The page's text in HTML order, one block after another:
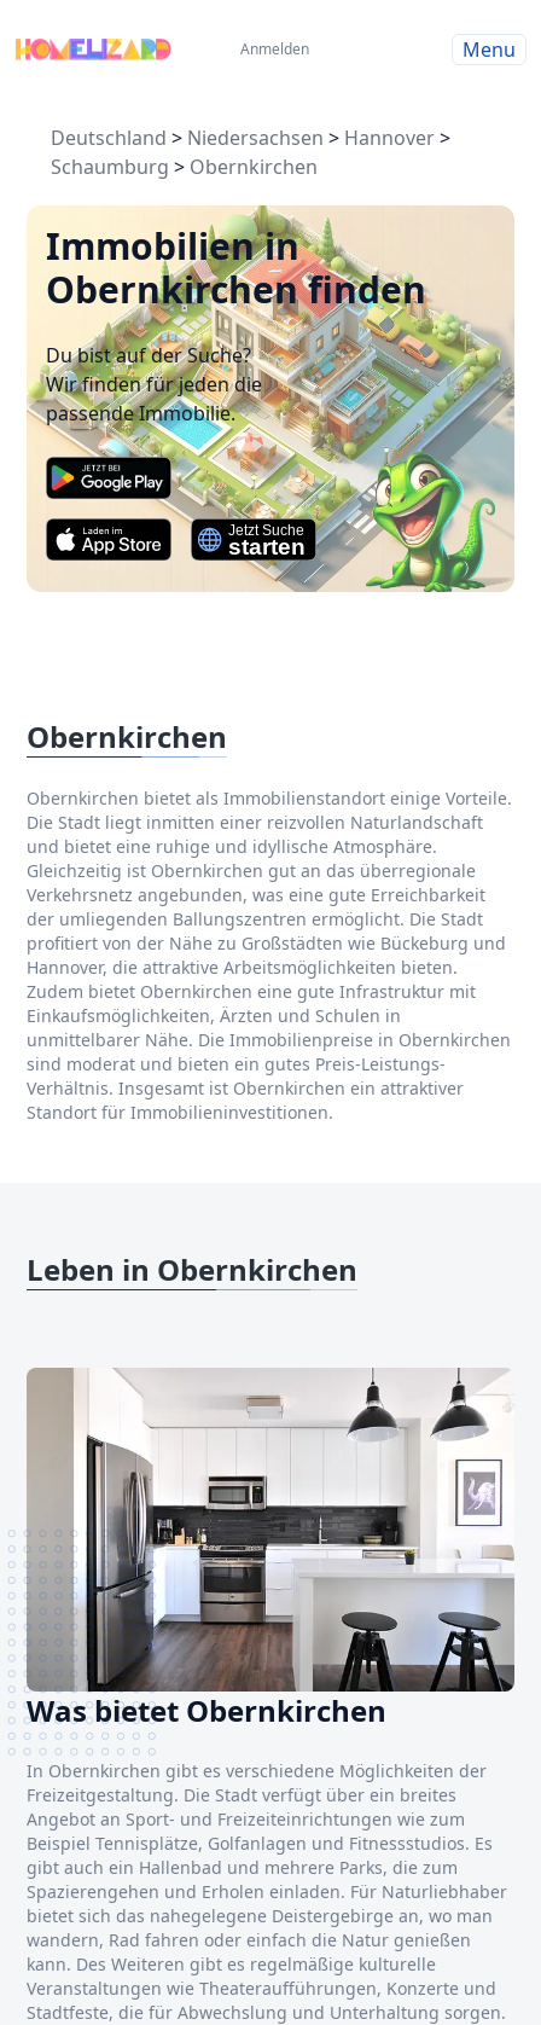
Anmelden Menu
Deutschland > Niedersachsen > Hannover>
Schaumburg > Obernkirchen
Immobilien in
Obernkirchen finden
Du bist auf der Suche?
Wir finden für jeden die
passende Immobilie.
Obernkirchen
Obernkirchen bietet als Immobilienstandort einige Vorteile.
Die Stadt liegt inmitten einer reizvollen Naturlandschaft
und bietet eine ruhige und idyllische Atmosphäre.
Gleichzeitig ist Obernkirchen gut an das überregionale
Verkehrsnetz angebunden, was eine gute Erreichbarkeit
der umliegenden Ballungszentren ermöglicht. Die Stadt
profitiert von der Nähe zu Großstädten wie Bückeburg und
Hannover, die attraktive Arbeitsmöglichkeiten bieten.
Zudem bietet Obernkirchen eine gute Infrastruktur mit
Einkaufsmöglichkeiten, Ärzten und Schulen in
unmittelbarer Nähe. Die Immobilienpreise in Obernkirchen
sind moderat und bieten ein gutes Preis-Leistungs-
Verhältnis. Insgesamt ist Obernkirchen ein attraktiver
Standort für Immobilieninvestitionen.
Leben in Obernkirchen
Was bietet Obernkirchen
In Obernkirchen gibt es verschiedene Möglichkeiten der
Freizeitgestaltung. Die Stadt verfügt über ein breites
Angebot an Sport- und Freizeiteinrichtungen wie zum
Beispiel Tennisplätze, Golfanlagen und Fitnessstudios. Es
gibt auch ein Hallenbad und mehrere Parks, die zum
Spazierengehen und Erholen einladen. Für Naturliebhaber
bietet sich das nahegelegene Deistergebirge an, wo man
wandern, Rad fahren oder einfach die Natur genießen
kann. Des Weiteren gibt es regelmäßige kulturelle
Veranstaltungen wie Theateraufführungen, Konzerte und
Stadtfeste, die für Abwechslung und Unterhaltung sorgen.